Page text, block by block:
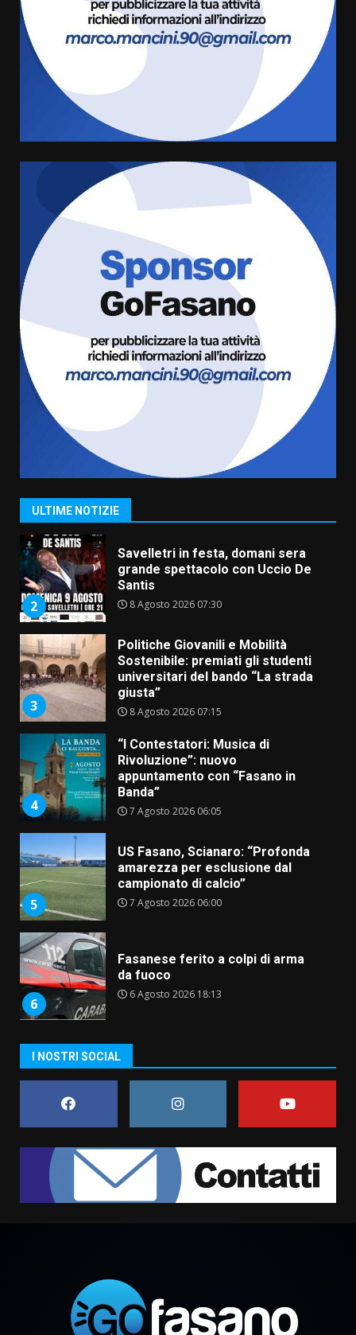
ULTIME NOTIZIE
8 Agosto 2026 07:15
“I Contestatori: Musica di
Rivoluzione”: nuovo
appuntamento con “Fasano in
Banda”
amarezza per esclusione dal
campionato di calcio”
7 Agosto 2026 06:00
Fasanese ferito a colpi di arma
da fuoco
6 Agosto 2026 18:13
Carta d’identità: continua il piano
di aperture straordinarie del
Comune di Fasano
6 Agosto 2026 14:16
1
La Banda Città di Fasano apre
ufficialmente la Festa di
2
Savelletri in festa, domani sera
grande spettacolo con Uccio De
Santis
8 Agosto 2026 07:30
3
Politiche Giovanili e Mobilità
Sostenibile: premiati gli studenti
universitari del bando “La strada
giusta”
8 Agosto 2026 07:15
4
“I Contestatori: Musica di
Rivoluzione”: nuovo
appuntamento con “Fasano in
Banda”
7 Agosto 2026 06:05
5
US Fasano, Scianaro: “Profonda
amarezza per esclusione dal
campionato di calcio”
7 Agosto 2026 06:00
6
Fasanese ferito a colpi di arma
da fuoco
6 Agosto 2026 18:13
di aperture straordinarie del
Comune di Fasano
6 Agosto 2026 14:16
1
La Banda Città di Fasano apre
ufficialmente la Festa di
Savelletri
8 Agosto 2026 11:00
Santis
8 Agosto 2026 07:30
I NOSTRI SOCIAL